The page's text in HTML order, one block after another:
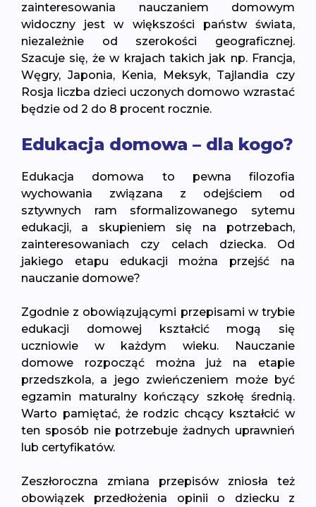
zainteresowania nauczaniem domowym
widoczny jest w większości państw świata,
niezależnie od szerokości geograficznej.
Szacuje się, że w krajach takich jak np. Francja,
Węgry, Japonia, Kenia, Meksyk, Tajlandia czy
Rosja liczba dzieci uczonych domowo wzrastać
będzie od 2 do 8 procent rocznie.
Edukacja domowa – dla kogo?
Edukacja domowa to pewna filozofia
wychowania związana z odejściem od
sztywnych ram sformalizowanego sytemu
edukacji, a skupieniem się na potrzebach,
zainteresowaniach czy celach dziecka. Od
jakiego etapu edukacji można przejść na
nauczanie domowe?
Zgodnie z obowiązującymi przepisami w trybie
edukacji domowej kształcić mogą się
uczniowie w każdym wieku. Nauczanie
domowe rozpocząć można już na etapie
przedszkola, a jego zwieńczeniem może być
egzamin maturalny kończący szkołę średnią.
Warto pamiętać, że rodzic chcący kształcić w
ten sposób nie potrzebuje żadnych uprawnień
lub certyfikatów.
Zeszłoroczna zmiana przepisów zniosła też
obowiązek przedłożenia opinii o dziecku z